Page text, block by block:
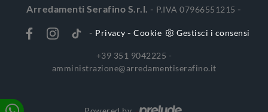
Arredamenti Serafino S.r.l. - P.IVA 07966551215 -
- Privacy - Cookie Gestisci i consensi
+39 351 9042225 -
amministrazione@arredamentiserafino.it